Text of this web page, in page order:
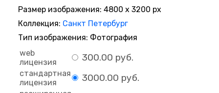
Размер изображения: 4800 x 3200 px
Коллекция: Санкт Петербург
Тип изображения: Фотография
web
лицензия
300.00 руб.
стандартная
лицензия
3000.00 руб.